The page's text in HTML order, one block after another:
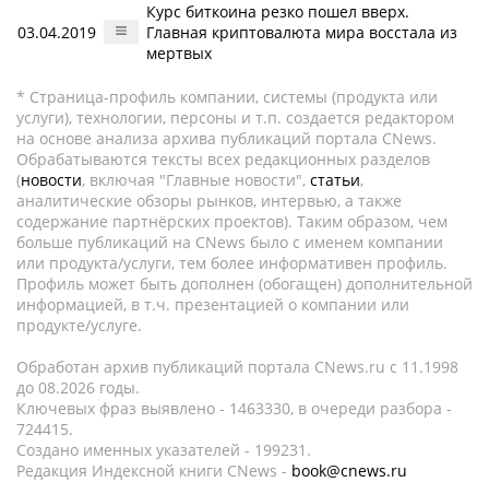
03.04.2019
Курс биткоина резко пошел вверх.
Главная криптовалюта мира восстала из
мертвых
* Страница-профиль компании, системы (продукта или
услуги), технологии, персоны и т.п. создается редактором
на основе анализа архива публикаций портала CNews.
Обрабатываются тексты всех редакционных разделов
(новости, включая "Главные новости", статьи,
аналитические обзоры рынков, интервью, а также
содержание партнёрских проектов). Таким образом, чем
больше публикаций на CNews было с именем компании
или продукта/услуги, тем более информативен профиль.
Профиль может быть дополнен (обогащен) дополнительной
информацией, в т.ч. презентацией о компании или
продукте/услуге.
Обработан архив публикаций портала CNews.ru c 11.1998
до 08.2026 годы.
Ключевых фраз выявлено - 1463330, в очереди разбора -
724415.
Создано именных указателей - 199231.
Редакция Индексной книги CNews - book@cnews.ru